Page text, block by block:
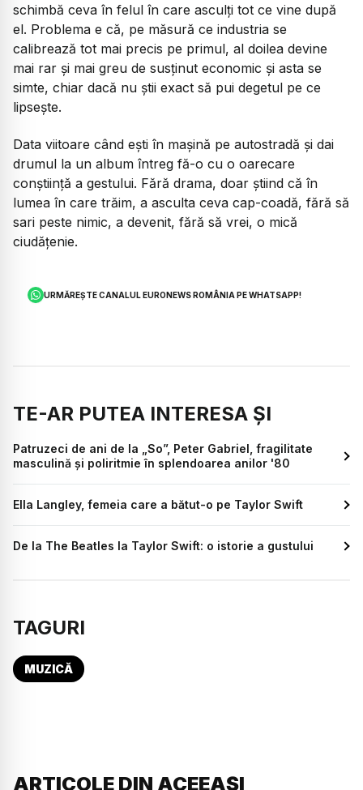
schimbă ceva în felul în care asculți tot ce vine după
el. Problema e că, pe măsură ce industria se
calibrează tot mai precis pe primul, al doilea devine
mai rar și mai greu de susținut economic și asta se
simte, chiar dacă nu știi exact să pui degetul pe ce
lipsește.
Data viitoare când ești în mașină pe autostradă și dai
drumul la un album întreg fă-o cu o oarecare
conștiință a gestului. Fără drama, doar știind că în
lumea în care trăim, a asculta ceva cap-coadă, fără să
sari peste nimic, a devenit, fără să vrei, o mică
ciudățenie.
URMĂREȘTE CANALUL EURONEWS ROMÂNIA PE WHATSAPP!
TE-AR PUTEA INTERESA ȘI
Patruzeci de ani de la „So”, Peter Gabriel, fragilitate
masculină și poliritmie în splendoarea anilor '80
Ella Langley, femeia care a bătut-o pe Taylor Swift
De la The Beatles la Taylor Swift: o istorie a gustului
TAGURI
MUZICĂ
ARTICOLE DIN ACEEAȘI